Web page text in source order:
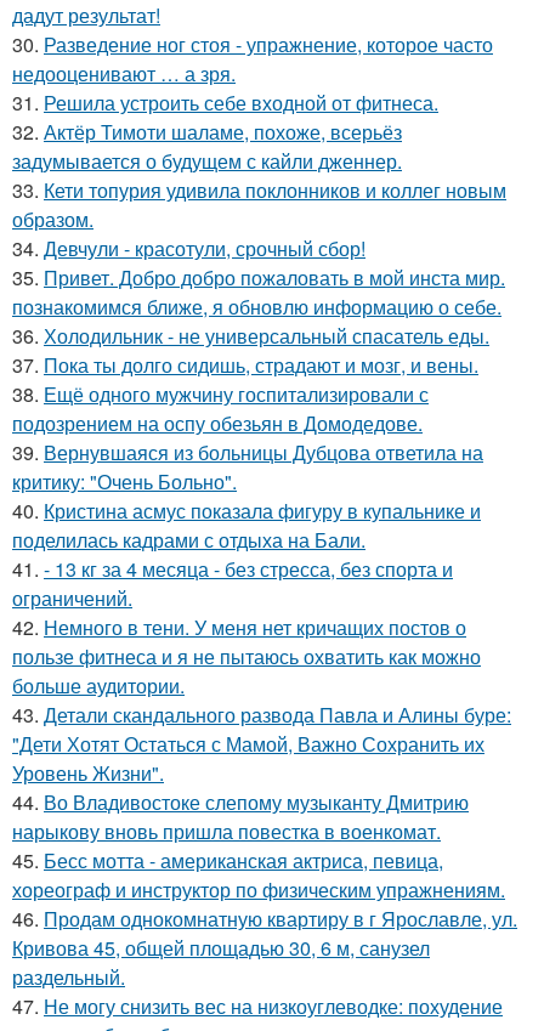
дадут результат!
30. Разведение ног стоя - упражнение, которое часто
недооценивают … а зря.
31. Решила устроить себе входной от фитнеса.
32. Актёр Тимоти шаламе, похоже, всерьёз
задумывается о будущем с кайли дженнер.
33. Кети топурия удивила поклонников и коллег новым
образом.
34. Девчули - красотули, срочный сбор!
35. Привет. Добро добро пожаловать в мой инста мир.
познакомимся ближе, я обновлю информацию о себе.
36. Холодильник - не универсальный спасатель еды.
37. Пока ты долго сидишь, страдают и мозг, и вены.
38. Ещё одного мужчину госпитализировали с
подозрением на оспу обезьян в Домодедове.
39. Вернувшаяся из больницы Дубцова ответила на
критику: "Очень Больно".
40. Кристина асмус показала фигуру в купальнике и
поделилась кадрами с отдыха на Бали.
41. - 13 кг за 4 месяца - без стресса, без спорта и
ограничений.
42. Немного в тени. У меня нет кричащих постов о
пользе фитнеса и я не пытаюсь охватить как можно
больше аудитории.
43. Детали скандального развода Павла и Алины буре:
"Дети Хотят Остаться с Мамой, Важно Сохранить их
Уровень Жизни".
44. Во Владивостоке слепому музыканту Дмитрию
нарыкову вновь пришла повестка в военкомат.
45. Бесс мотта - американская актриса, певица,
хореограф и инструктор по физическим упражнениям.
46. Продам однокомнатную квартиру в г Ярославле, ул.
Кривова 45, общей площадью 30, 6 м, санузел
раздельный.
47. Не могу снизить вес на низкоуглеводке: похудение